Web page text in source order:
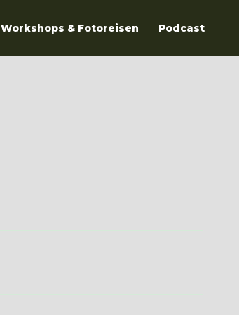
Workshops & Fotoreisen Podcast